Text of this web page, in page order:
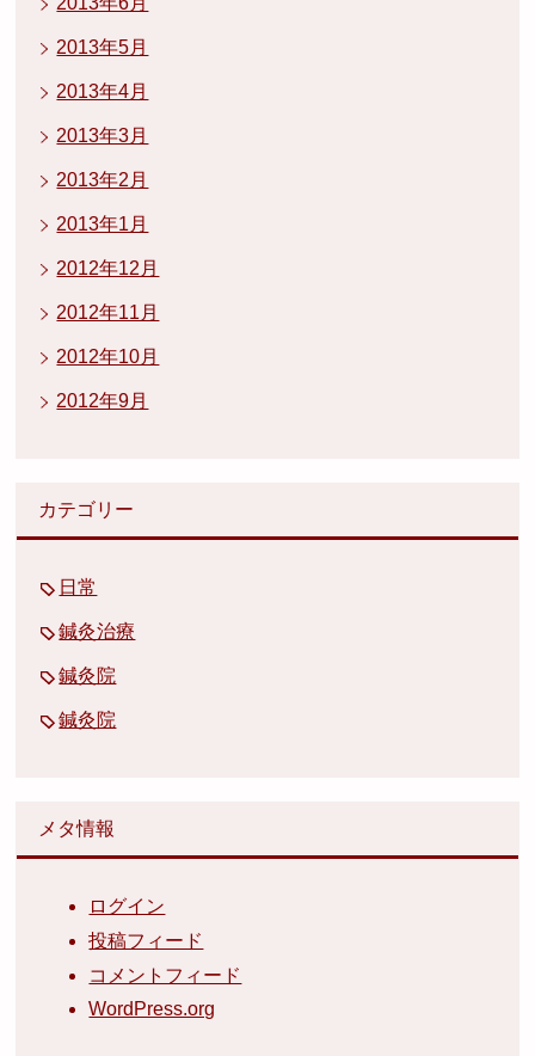
2013年5月
2013年4月
2013年3月
2013年2月
2013年1月
2012年12月
2012年11月
2012年10月
2012年9月
カテゴリー
日常
鍼灸治療
鍼灸院
鍼灸院
メタ情報
ログイン
投稿フィード
コメントフィード
WordPress.org